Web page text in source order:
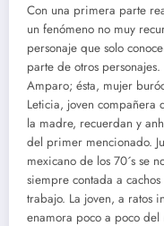
Con una primera parte
un fenómeno no muy
personaje que solo
parte de otros
Amparo; ésta, mujer
Leticia, joven compañera
la madre, recuerdan y
del primer mencionado.
mexicano de los 70´s se
siempre contada a
trabajo. La joven, a ratos
enamora poco a poco